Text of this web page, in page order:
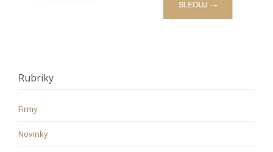
Rubriky
Firmy
Novinky